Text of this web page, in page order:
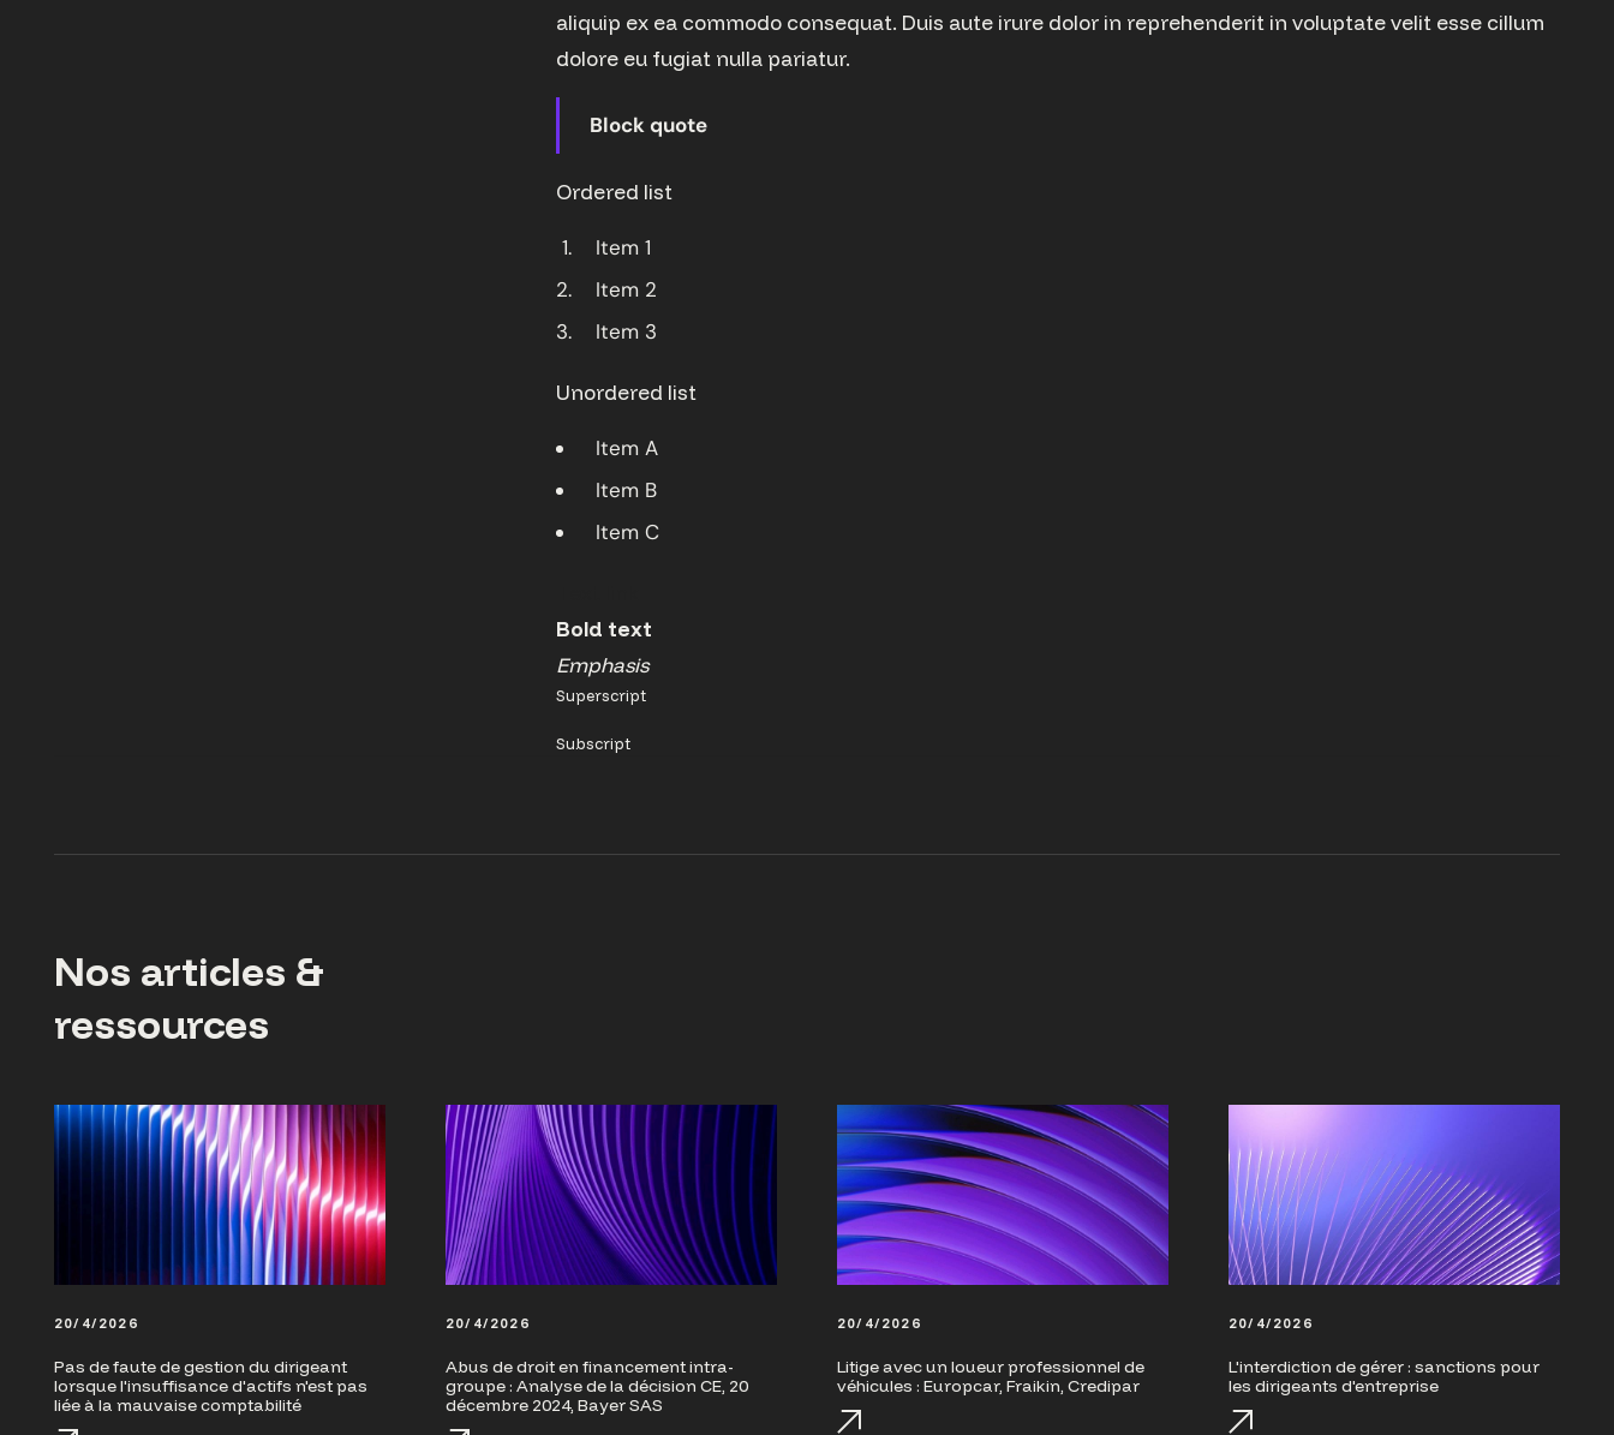
aliquip ex ea commodo consequat. Duis aute irure dolor in reprehenderit in voluptate velit esse cillum
dolore eu fugiat nulla pariatur.
Block quote
Ordered list
Item 1
Item 2
Item 3
Unordered list
Item A
Item B
Item C
Bold text
Emphasis
Superscript
Subscript
Nos articles &
ressources
20/4/2026
Pas de faute de gestion du dirigeant
lorsque l'insuffisance d'actifs n'est pas
liée à la mauvaise comptabilité
20/4/2026
Abus de droit en financement intra-
groupe : Analyse de la décision CE, 20
décembre 2024, Bayer SAS
20/4/2026
Litige avec un loueur professionnel de
véhicules : Europcar, Fraikin, Credipar
20/4/2026
L'interdiction de gérer : sanctions pour
les dirigeants d'entreprise